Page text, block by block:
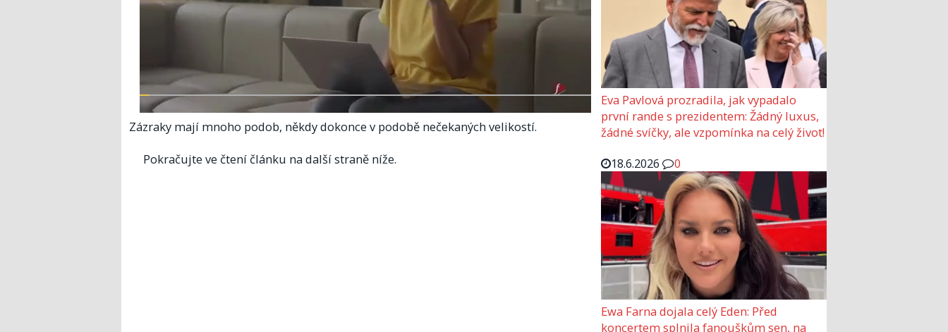
Zázraky mají mnoho podob, někdy dokonce v podobě nečekaných velikostí.
Pokračujte ve čtení článku na další straně níže.
Eva Pavlová prozradila, jak vypadalo
první rande s prezidentem: Žádný luxus,
žádné svíčky, ale vzpomínka na celý život!
18.6.2026
0
Ewa Farna dojala celý Eden: Před
koncertem splnila fanouškům sen, na